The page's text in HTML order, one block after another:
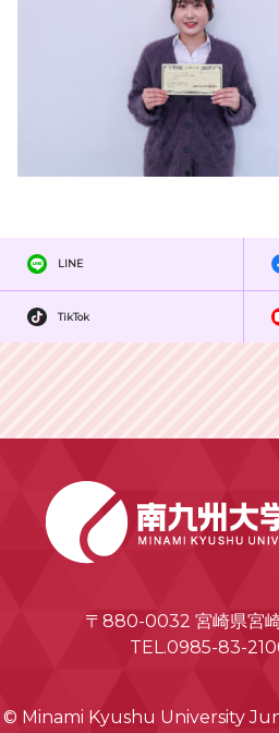
LINE
TikTok
〒880-0032 宮崎県宮
TEL.0985-83-
© Minami Kyushu University